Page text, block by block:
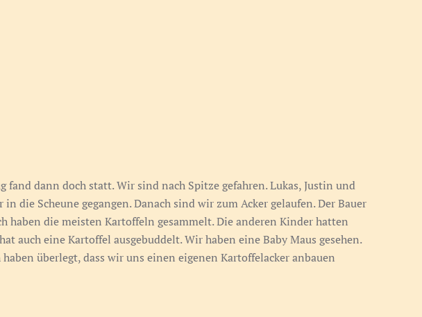
fand dann doch statt. Wir sind nach Spitze gefahren. Lukas, Justin und
Scheune gegangen. Danach sind wir zum Acker gelaufen. Der Bauer
die meisten Kartoffeln gesammelt. Die anderen Kinder hatten
auch eine Kartoffel ausgebuddelt. Wir haben eine Baby Maus gesehen.
überlegt, dass wir uns einen eigenen Kartoffelacker anbauen